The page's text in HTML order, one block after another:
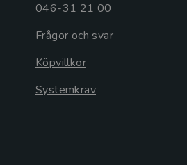
046-31 21 00
Frågor och svar
Köpvillkor
Systemkrav